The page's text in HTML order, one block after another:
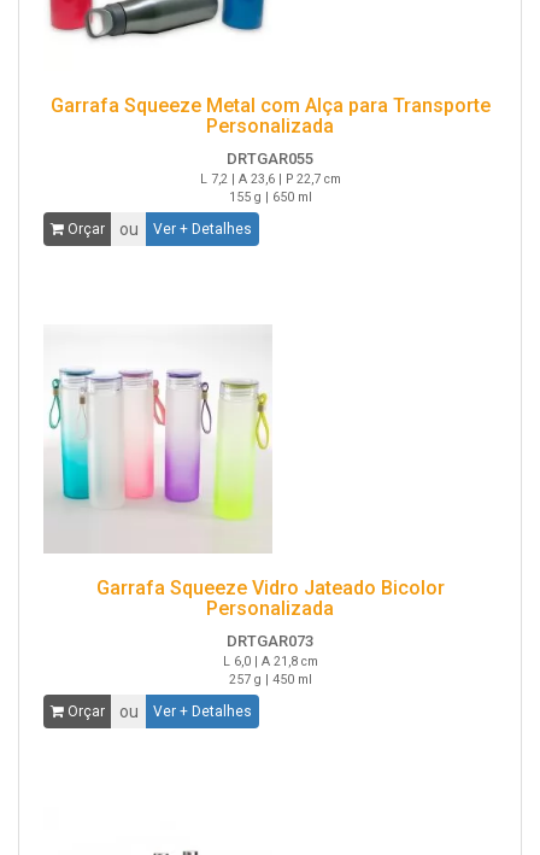
Garrafa Squeeze Metal com Alça para Transporte
Personalizada
DRTGAR055
L 7,2 | A 23,6 | P 22,7 cm
155 g | 650 ml
Orçar ou Ver + Detalhes
Garrafa Squeeze Vidro Jateado Bicolor
Personalizada
DRTGAR073
L 6,0 | A 21,8 cm
257 g | 450 ml
Orçar ou Ver + Detalhes